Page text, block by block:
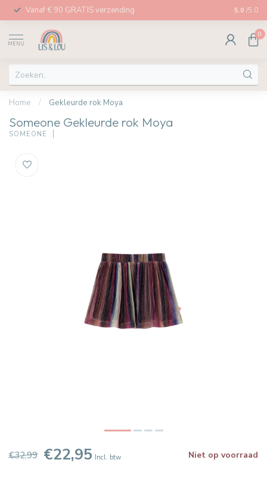
Vanaf € 90 GRATIS verzending Afhalen
5.0 /5.0
MENU
0
Home / Gekleurde rok Moya
Someone Gekleurde rok Moya
SOMEONE
€32,99 €22,95 Incl. btw Niet op voorraad